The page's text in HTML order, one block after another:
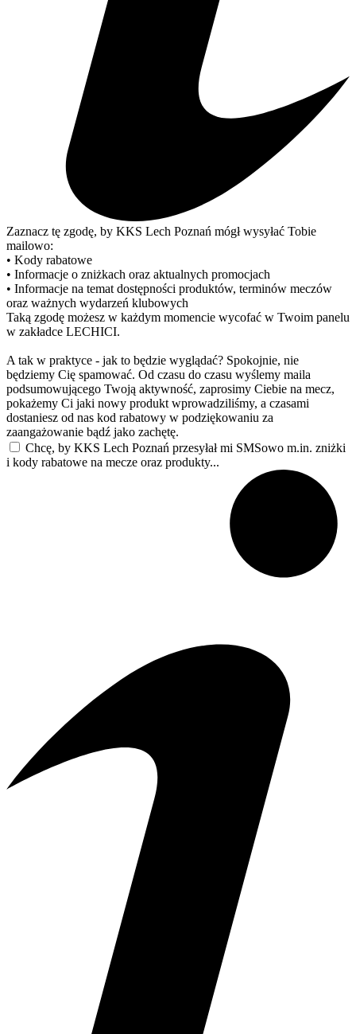
Zaznacz tę zgodę, by KKS Lech Poznań mógł wysyłać Tobie
mailowo:
• Kody rabatowe
• Informacje o zniżkach oraz aktualnych promocjach
• Informacje na temat dostępności produktów, terminów meczów
oraz ważnych wydarzeń klubowych
Taką zgodę możesz w każdym momencie wycofać w Twoim panelu
w zakładce LECHICI.
A tak w praktyce - jak to będzie wyglądać? Spokojnie, nie
będziemy Cię spamować. Od czasu do czasu wyślemy maila
podsumowującego Twoją aktywność, zaprosimy Ciebie na mecz,
pokażemy Ci jaki nowy produkt wprowadziliśmy, a czasami
dostaniesz od nas kod rabatowy w podziękowaniu za
zaangażowanie bądź jako zachętę.
Chcę, by KKS Lech Poznań przesyłał mi SMSowo m.in. zniżki
i kody rabatowe na mecze oraz produkty...